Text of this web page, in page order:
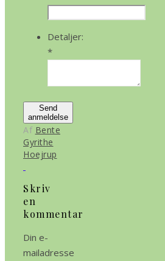
Detaljer:
*
Send
anmeldelse
Af Bente
Gyrithe
Hoejrup
Skriv
en
kommentar
Din e-
mailadresse